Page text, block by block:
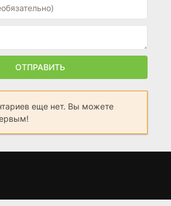
ОТПРАВИТЬ
еще нет. Вы можете
Леди генерала